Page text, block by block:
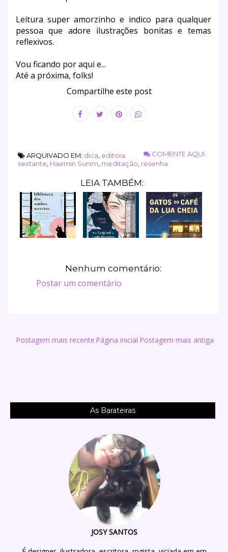
Leitura super amorzinho e indico para qualquer
pessoa que adore ilustrações bonitas e temas
reflexivos.
Vou ficando por aqui e...
Até a próxima, folks!
Compartilhe este post
COMENTE AQUI
ARQUIVADO EM: dica editora
sextante Haemin Sunim meditação resenha
LEIA TAMBÉM:
Nenhum comentário:
Postar um comentário
Postagem mais recente Postagem mais antiga
Página inicial
As Barateiras
JOSY SANTOS